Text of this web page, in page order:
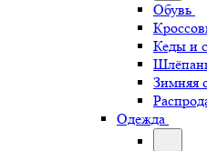
Обувь
Кеды и
Зимняя
Одежда